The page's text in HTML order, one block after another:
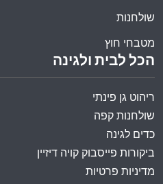
הכל לבית ולגינה
ריהוט גן פינתי
שולחנות קפה
כדים לגינה
ביקורות פייסבוק קויה דיזיין
מדיניות פרטיות
שולחנות
מטבחי חוץ